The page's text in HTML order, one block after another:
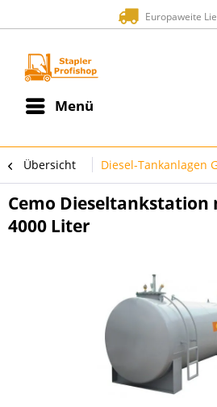
Europaweite
Menü
Übersicht Diesel-Tankanlagen
Cemo
4000 Liter